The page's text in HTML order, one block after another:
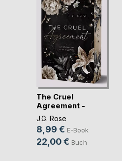
The Cruel
Agreement -
Gestohlen vo(...)
J.G. Rose
8,99 € E-Book
22,00 € Buch